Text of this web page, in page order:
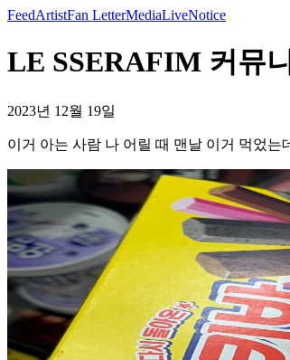
FeedArtistFan LetterMediaLiveNotice
LE SSERAFIM 커뮤
2023년 12월 19일
이거 아는 사람 나 어릴 때 맨날 이거 먹었는